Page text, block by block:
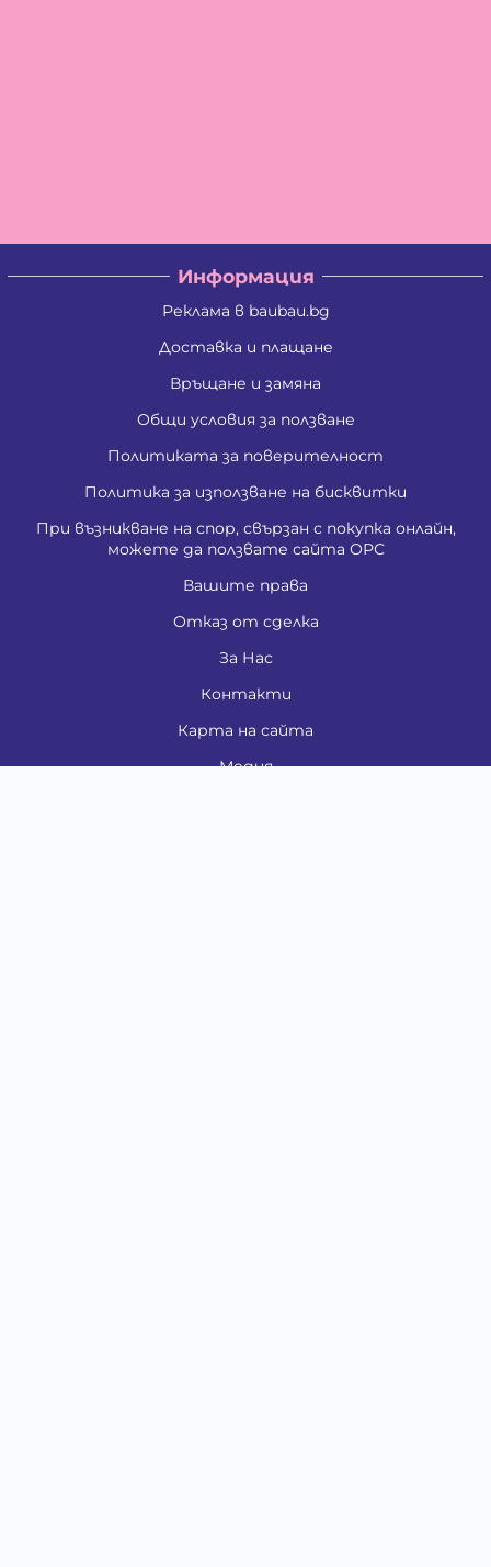
Информация
Реклама в baubau.bg
Доставка и плащане
Връщане и замяна
Общи условия за ползване
Политиката за поверителност
Политика за използване на бисквитки
При възникване на спор, свързан с покупка онлайн,
можете да ползвате сайта ОРС
Вашите права
Отказ от сделка
За Нас
Контакти
Карта на сайта
Медия